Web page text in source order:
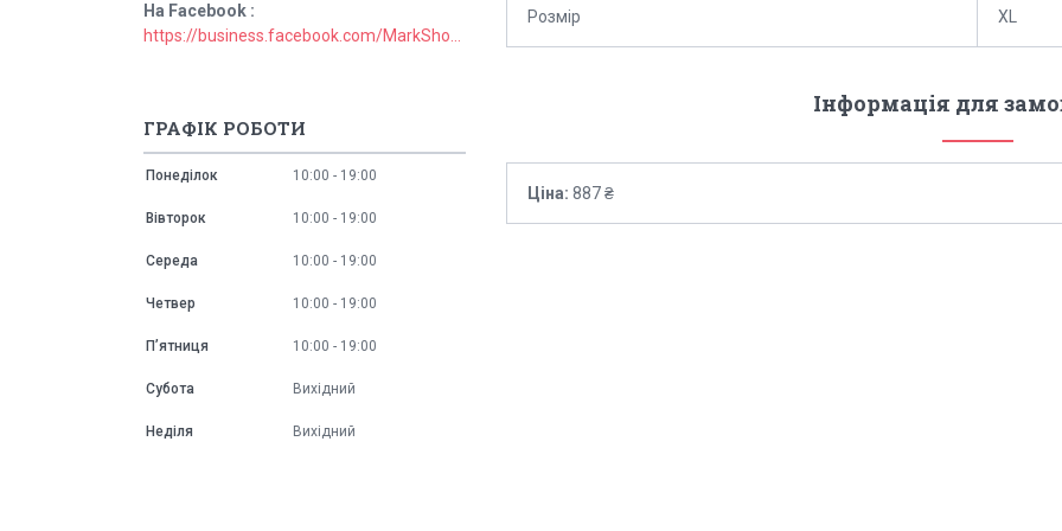
Розмір XL
Інформація для
Ціна: 887 ₴
На Facebook
ГРАФІК РОБОТИ
Понеділок 10:00 19:00
Вівторок 10:00 19:00
Середа 10:00 19:00
Четвер 10:00 19:00
Пʼятниця 10:00 19:00
Субота Вихідний
Неділя Вихідний